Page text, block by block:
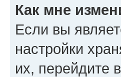
Как мне
Если вы
настройки
их, перейдите